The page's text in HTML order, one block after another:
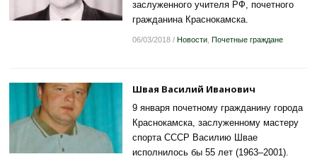
заслуженного учителя РФ, почетного
гражданина Краснокамска.
06/03/2018/ Новости, Почетные граждане
Швая Василий Иванович
9 января почетному гражданину города
Краснокамска, заслуженному мастеру
спорта СССР Василию Швае
исполнилось бы 55 лет (1963–2001).